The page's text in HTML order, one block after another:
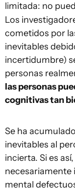
limitada: no
Los
cometidos por
inevitables
incertidumbre)
personas
las personas
cognitivas tan
Se ha
inevitables al
incierta. Si es
necesariamente
mental